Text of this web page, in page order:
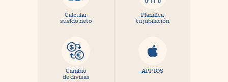
Calcular
sueldo neto
Planifica
tu jubilación
Cambio
de divisas
APP IOS